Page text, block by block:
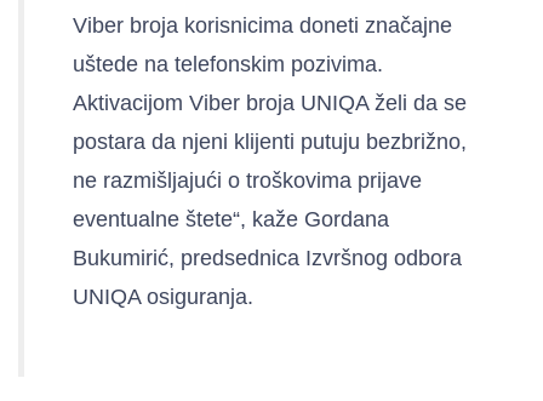
Viber broja korisnicima doneti značajne
uštede na telefonskim pozivima.
Aktivacijom Viber broja UNIQA želi da se
postara da njeni klijenti putuju bezbrižno,
ne razmišljajući o troškovima prijave
eventualne štete“, kaže Gordana
Bukumirić, predsednica Izvršnog odbora
UNIQA osiguranja.